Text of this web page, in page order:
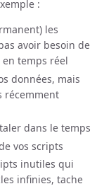
:
les
avoir besoin de
temps réel
données, mais
récemment
dans le temps
vos scripts
inutiles qui
infinies, tache